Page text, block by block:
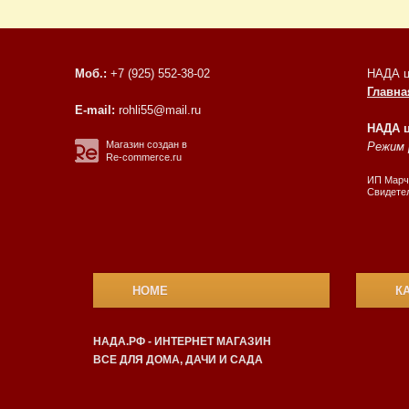
Моб.: +7 (925) 552-38-02
E-mail: rohli55@mail.ru
Магазин создан в
Re-commerce.ru
НАДА
НАДА
Режим
ИП
HOME
НАДА.РФ - ИНТЕРНЕТ МАГАЗИН
ВСЕ ДЛЯ ДОМА, ДАЧИ И САДА